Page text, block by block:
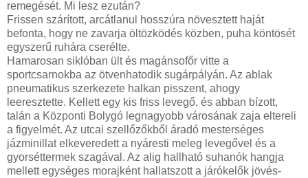
remegését. Mi lesz ezután?
Frissen szárított, arcátlanul hosszúra növesztett haját
befonta, hogy ne zavarja öltözködés közben, puha köntösét
egyszerű ruhára cserélte.
Hamarosan siklóban ült és magánsofőr vitte a
sportcsarnokba az ötvenhatodik sugárpályán. Az ablak
pneumatikus szerkezete halkan pisszent, ahogy
leeresztette. Kellett egy kis friss levegő, és abban bízott,
talán a Központi Bolygó legnagyobb városának zaja eltereli
a figyelmét. Az utcai szellőzőkből áradó mesterséges
jázminillat elkeveredett a nyáresti meleg levegővel és a
gyorséttermek szagával. Az alig hallható suhanók hangja
mellett egységes morajként hallatszott a járókelők jövés-